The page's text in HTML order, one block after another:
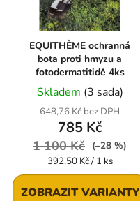
EQUITHÈME ochranná
bota proti hmyzu a
fotodermatitidě 4ks
Skladem (3 sada)
648,76 Kč bez DPH
785 Kč
1 100 Kč
(–28 %)
Měrná
cena:
392,50 Kč / 1 ks
ZOBRAZIT VARIANTY